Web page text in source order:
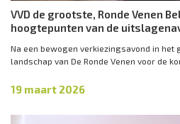
VVD de grootste, Ronde Venen
hoogtepunten van de
Na een bewogen verkiezingsavond in het
landschap van De Ronde Venen voor de
19 maart 2026